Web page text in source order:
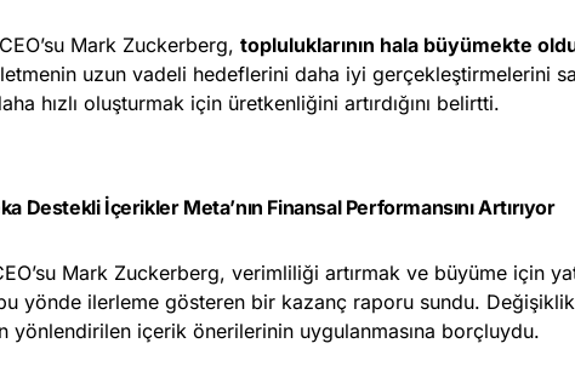
CEO’su Mark Zuckerberg, topluluklarının hala büyümekte
uzun vadeli hedeflerini daha iyi gerçekleştirmelerini
hızlı oluşturmak için üretkenliğini artırdığını belirtti.
Destekli İçerikler Meta’nın Finansal Performansını Artırıyor
Mark Zuckerberg, verimliliği artırmak ve büyüme için
yönde ilerleme gösteren bir kazanç raporu sundu.
yönlendirilen içerik önerilerinin uygulanmasına borçluydu.